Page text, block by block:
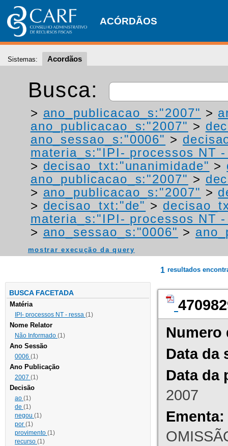
ACÓRDÃOS
Sistemas: Acordãos
Busca:
> ano_publicacao_s:"2007" >
ano_publicacao_s:"2007" >
ano_sessao_s:"0006" >
materia_s:"IPI- processos NT
> decisao_txt:"unanimidade" >
ano_publicacao_s:"2007" >
> ano_publicacao_s:"2007" >
> decisao_txt:"de" >
materia_s:"IPI- processos NT
> ano_sessao_s:"0006" >
mostrar execução da query
BUSCA FACETADA
Matéria
IPI- processos NT - ressa (1)
Nome Relator
Não Informado (1)
Ano Sessão
0006 (1)
Ano Publicação
2007 (1)
Decisão
ao (1)
de (1)
negou (1)
por (1)
provimento (1)
recurso (1)
1 resultados
Numero
Data da
Data da
2007
Ementa: